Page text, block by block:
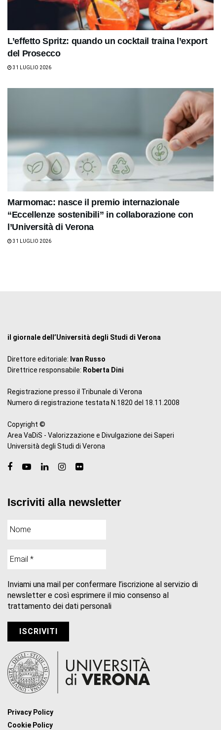
L’effetto Spritz: quando un cocktail traina l’export
del Prosecco
31 LUGLIO 2026
Marmomac: nasce il premio internazionale
“Eccellenze sostenibili” in collaborazione con
l’Università di Verona
31 LUGLIO 2026
il giornale dell’Università degli Studi di Verona
Direttore editoriale: Ivan Russo
Direttrice responsabile: Roberta Dini
Registrazione presso il Tribunale di Verona
Numero di registrazione testata N.1820 del 18.11.2008
Copyright ©
Area VaDiS - Valorizzazione e Divulgazione dei Saperi
Università degli Studi di Verona
Iscriviti alla newsletter
Inviami una mail per confermare l’iscrizione al servizio di
newsletter e così esprimere il mio consenso al
trattamento dei dati personali
Privacy Policy
Cookie Policy